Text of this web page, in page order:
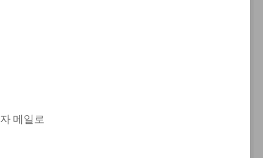
메일로